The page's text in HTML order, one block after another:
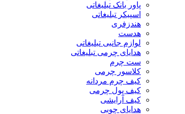
پاور بانک تبلیغاتی
اسپیکر تبلیغاتی
هندزفری
هدست
لوازم جانبی تبلیغاتی
هدایای چرمی تبلیغاتی
ست چرم
کلاسور چرمی
کیف چرم مردانه
کیف پول چرمی
کیف آرایشی
هدایای چوبی